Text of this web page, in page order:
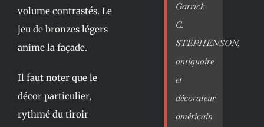
volume contrastés. Le
jeu de bronzes légers
anime la façade.
Il faut noter que le
décor particulier,
rythmé du tiroir
Garrick
C.
STEPHENSON,
antiquaire
et
décorateur
américain